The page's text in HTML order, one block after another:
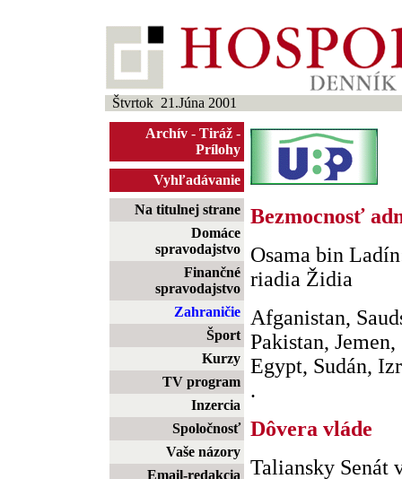
Štvrtok 21.Júna 2001
Archív - Tiráž -
Prílohy
Vyhľadávanie
Na titulnej strane
Domáce
spravodajstvo
Finančné
spravodajstvo
Zahraničie
Šport
Kurzy
TV program
Inzercia
Spoločnosť
Vaše názory
Email-redakcia
Bezmocnosť
Osama bin
riadia Židia
Afganistan,
Pakistan,
Egypt, Sudán,
.
Dôvera vláde
Taliansky Senát